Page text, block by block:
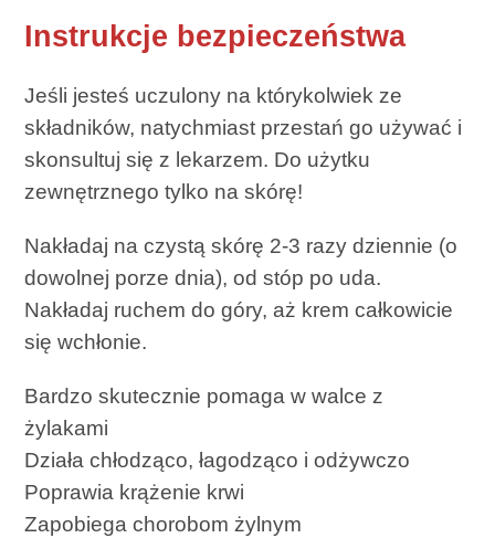
Instrukcje bezpieczeństwa
Jeśli jesteś uczulony na którykolwiek ze
składników, natychmiast przestań go używać i
skonsultuj się z lekarzem. Do użytku
zewnętrznego tylko na skórę!
Nakładaj na czystą skórę 2-3 razy dziennie (o
dowolnej porze dnia), od stóp po uda.
Nakładaj ruchem do góry, aż krem ​​całkowicie
się wchłonie.
Bardzo skutecznie pomaga w walce z
żylakami
Działa chłodząco, łagodząco i odżywczo
Poprawia krążenie krwi
Zapobiega chorobom żylnym